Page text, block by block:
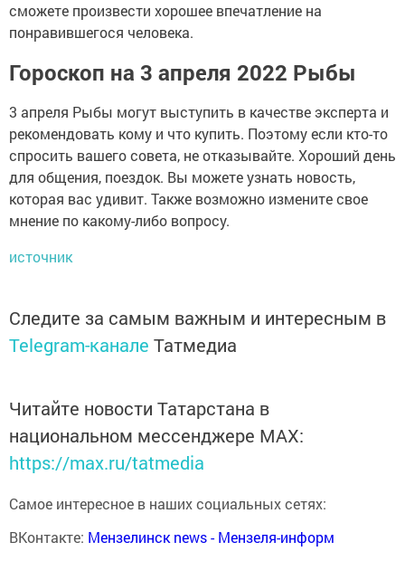
сможете произвести хорошее впечатление на
понравившегося человека.
Гороскоп на 3 апреля 2022 Рыбы
3 апреля Рыбы могут выступить в качестве эксперта и
рекомендовать кому и что купить. Поэтому если кто-то
спросить вашего совета, не отказывайте. Хороший день
для общения, поездок. Вы можете узнать новость,
которая вас удивит. Также возможно измените свое
мнение по какому-либо вопросу.
источник
Следите за самым важным и интересным в
Telegram-канале Татмедиа
Читайте новости Татарстана в
национальном мессенджере MАХ:
https://max.ru/tatmedia
Самое интересное в наших социальных сетях:
ВКонтакте: Мензелинск news - Мензеля-информ